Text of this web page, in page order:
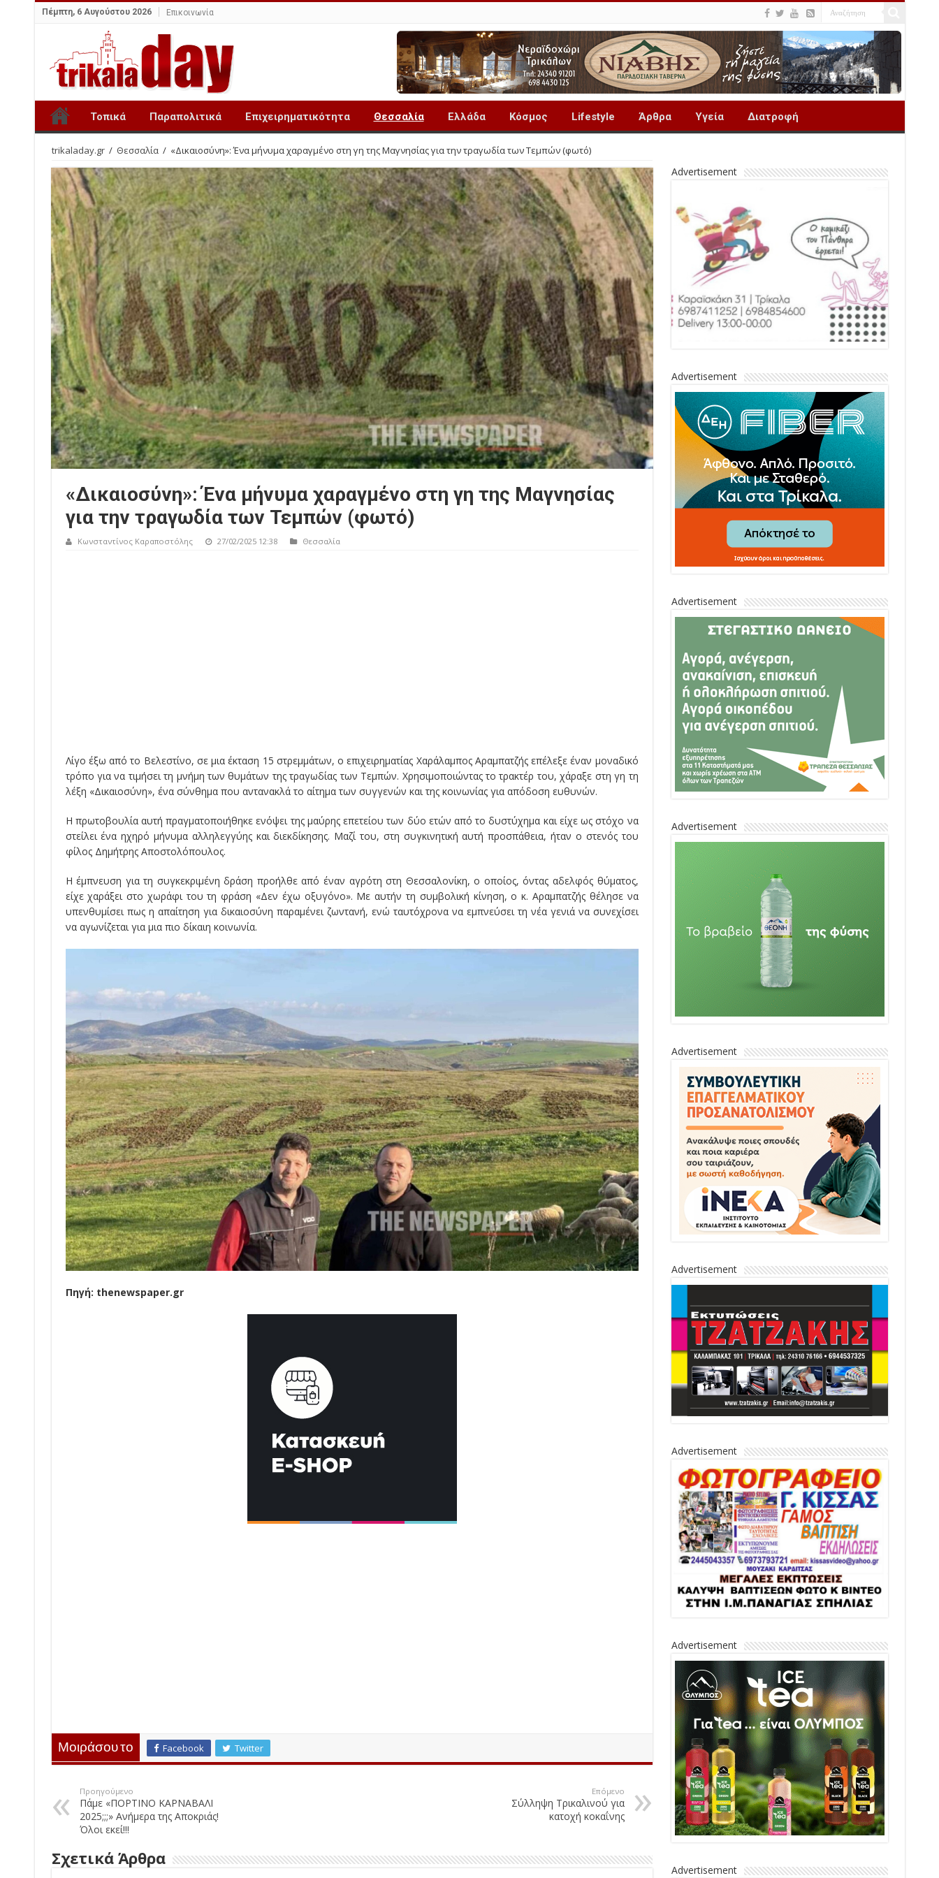
Πέμπτη, 6 Αυγούστου 2026 Επικοινωνία
Τοπικά Παραπολιτικά Επιχειρηματικότητα Θεσσαλία Ελλάδα Κόσμος Lifestyle Άρθρα Υγεία Διατροφή
trikaladay.gr / Θεσσαλία / «Δικαιοσύνη»: Ένα μήνυμα χαραγμένο στη γη της Μαγνησίας για την τραγωδία των Τεμπών (φωτό)
«Δικαιοσύνη»: Ένα μήνυμα χαραγμένο στη γη της Μαγνησίας
για την τραγωδία των Τεμπών (φωτό)
Κωνσταντίνος Καραποστόλης 27/02/2025 12:38 Θεσσαλία
Λίγο έξω από το Βελεστίνο, σε μια έκταση 15 στρεμμάτων, ο επιχειρηματίας Χαράλαμπος Αραμπατζής επέλεξε έναν μοναδικό
τρόπο για να τιμήσει τη μνήμη των θυμάτων της τραγωδίας των Τεμπών. Χρησιμοποιώντας το τρακτέρ του, χάραξε στη γη τη
λέξη «Δικαιοσύνη», ένα σύνθημα που αντανακλά το αίτημα των συγγενών και της κοινωνίας για απόδοση ευθυνών.
Η πρωτοβουλία αυτή πραγματοποιήθηκε ενόψει της μαύρης επετείου των δύο ετών από το δυστύχημα και είχε ως στόχο να
στείλει ένα ηχηρό μήνυμα αλληλεγγύης και διεκδίκησης. Μαζί του, στη συγκινητική αυτή προσπάθεια, ήταν ο στενός του
φίλος Δημήτρης Αποστολόπουλος.
Η έμπνευση για τη συγκεκριμένη δράση προήλθε από έναν αγρότη στη Θεσσαλονίκη, ο οποίος, όντας αδελφός θύματος,
είχε χαράξει στο χωράφι του τη φράση «Δεν έχω οξυγόνο». Με αυτήν τη συμβολική κίνηση, ο κ. Αραμπατζής θέλησε να
υπενθυμίσει πως η απαίτηση για δικαιοσύνη παραμένει ζωντανή, ενώ ταυτόχρονα να εμπνεύσει τη νέα γενιά να συνεχίσει
να αγωνίζεται για μια πιο δίκαιη κοινωνία.
Πηγή: thenewspaper.gr
Μοιράσου το Facebook Twitter
Προηγούμενο
Πάμε «ΠΟΡΤΙΝΟ ΚΑΡΝΑΒΑΛΙ
2025;;;» Ανήμερα της Αποκριάς!
Όλοι εκεί!!!
Επόμενο
Σύλληψη Τρικαλινού για
κατοχή κοκαΐνης
Σχετικά Άρθρα
Advertisement
Advertisement
Advertisement
Advertisement
Advertisement
Advertisement
Advertisement
Advertisement
Advertisement